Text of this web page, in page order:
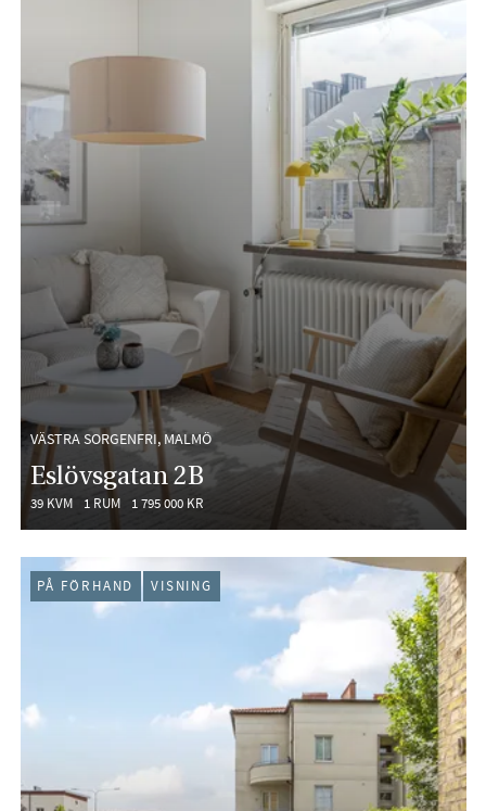
VÄSTRA SORGENFRI, MALMÖ
Eslövsgatan 2B
39 KVM 1 RUM 1 795 000 KR
PÅ FÖRHAND VISNING